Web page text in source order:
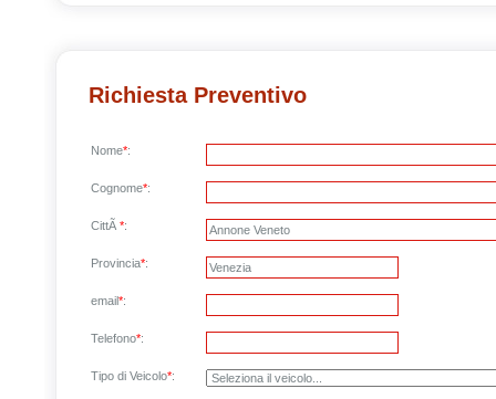
Richiesta Preventivo
Nome*:
Cognome*:
CittÃ *:
Provincia*:
email*:
Telefono*:
Tipo di Veicolo*: